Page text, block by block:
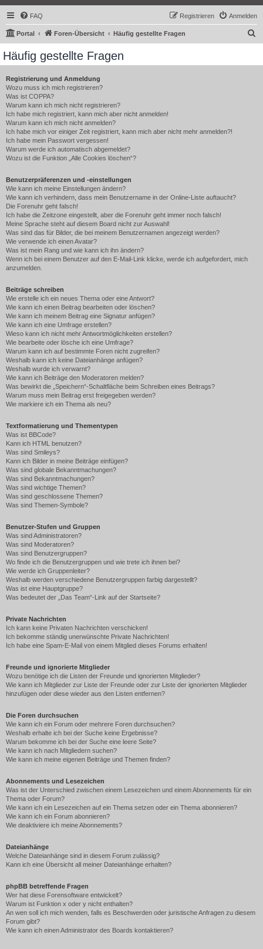
FAQ Anmelden
Registrieren
Portal Foren-Übersicht Häufig gestellte Fragen
Häufig gestellte Fragen
Registrierung und Anmeldung
Wozu muss ich mich registrieren?
Was ist COPPA?
Warum kann ich mich nicht registrieren?
Ich habe mich registriert, kann mich aber nicht anmelden!
Warum kann ich mich nicht anmelden?
Ich habe mich vor einiger Zeit registriert, kann mich aber nicht mehr anmelden?!
Ich habe mein Passwort vergessen!
Warum werde ich automatisch abgemeldet?
Wozu ist die Funktion „Alle Cookies löschen“?
Benutzerpräferenzen und -einstellungen
Wie kann ich meine Einstellungen ändern?
Wie kann ich verhindern, dass mein Benutzername in der Online-Liste auftaucht?
Die Forenuhr geht falsch!
Ich habe die Zeitzone eingestellt, aber die Forenuhr geht immer noch falsch!
Meine Sprache steht auf diesem Board nicht zur Auswahl!
Was sind das für Bilder, die bei meinem Benutzernamen angezeigt werden?
Wie verwende ich einen Avatar?
Was ist mein Rang und wie kann ich ihn ändern?
Wenn ich bei einem Benutzer auf den E-Mail-Link klicke, werde ich aufgefordert, mich
anzumelden.
Beiträge schreiben
Wie erstelle ich ein neues Thema oder eine Antwort?
Wie kann ich einen Beitrag bearbeiten oder löschen?
Wie kann ich meinem Beitrag eine Signatur anfügen?
Wie kann ich eine Umfrage erstellen?
Wieso kann ich nicht mehr Antwortmöglichkeiten erstellen?
Wie bearbeite oder lösche ich eine Umfrage?
Warum kann ich auf bestimmte Foren nicht zugreifen?
Weshalb kann ich keine Dateianhänge anfügen?
Weshalb wurde ich verwarnt?
Wie kann ich Beiträge den Moderatoren melden?
Was bewirkt die „Speichern“-Schaltfläche beim Schreiben eines Beitrags?
Warum muss mein Beitrag erst freigegeben werden?
Wie markiere ich ein Thema als neu?
Textformatierung und Thementypen
Was ist BBCode?
Kann ich HTML benutzen?
Was sind Smileys?
Kann ich Bilder in meine Beiträge einfügen?
Was sind globale Bekanntmachungen?
Was sind Bekanntmachungen?
Was sind wichtige Themen?
Was sind geschlossene Themen?
Was sind Themen-Symbole?
Benutzer-Stufen und Gruppen
Was sind Administratoren?
Was sind Moderatoren?
Was sind Benutzergruppen?
Wo finde ich die Benutzergruppen und wie trete ich ihnen bei?
Wie werde ich Gruppenleiter?
Weshalb werden verschiedene Benutzergruppen farbig dargestellt?
Was ist eine Hauptgruppe?
Was bedeutet der „Das Team“-Link auf der Startseite?
Private Nachrichten
Ich kann keine Privaten Nachrichten verschicken!
Ich bekomme ständig unerwünschte Private Nachrichten!
Ich habe eine Spam-E-Mail von einem Mitglied dieses Forums erhalten!
Freunde und ignorierte Mitglieder
Wozu benötige ich die Listen der Freunde und ignorierten Mitglieder?
Wie kann ich Mitglieder zur Liste der Freunde oder zur Liste der ignorierten Mitglieder
hinzufügen oder diese wieder aus den Listen entfernen?
Die Foren durchsuchen
Wie kann ich ein Forum oder mehrere Foren durchsuchen?
Weshalb erhalte ich bei der Suche keine Ergebnisse?
Warum bekomme ich bei der Suche eine leere Seite?
Wie kann ich nach Mitgliedern suchen?
Wie kann ich meine eigenen Beiträge und Themen finden?
Abonnements und Lesezeichen
Was ist der Unterschied zwischen einem Lesezeichen und einem Abonnements für ein
Thema oder Forum?
Wie kann ich ein Lesezeichen auf ein Thema setzen oder ein Thema abonnieren?
Wie kann ich ein Forum abonnieren?
Wie deaktiviere ich meine Abonnements?
Dateianhänge
Welche Dateianhänge sind in diesem Forum zulässig?
Kann ich eine Übersicht all meiner Dateianhänge erhalten?
phpBB betreffende Fragen
Wer hat diese Forensoftware entwickelt?
Warum ist Funktion x oder y nicht enthalten?
An wen soll ich mich wenden, falls es Beschwerden oder juristische Anfragen zu diesem
Forum gibt?
Wie kann ich einen Administrator des Boards kontaktieren?